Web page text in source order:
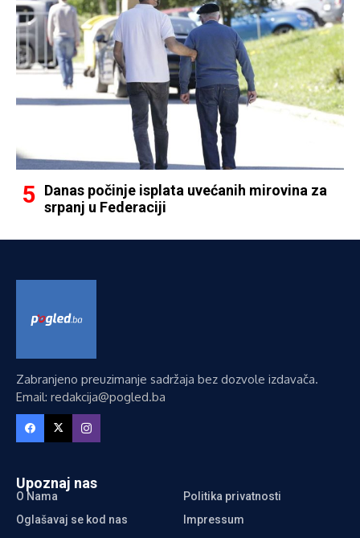
Danas počinje isplata uvećanih mirovina za
srpanj u Federaciji
Zabranjeno preuzimanje sadržaja bez dozvole izdavača.
Email: redakcija@pogled.ba
Upoznaj nas
O Nama
Politika privatnosti
Oglašavaj se kod nas
Impressum